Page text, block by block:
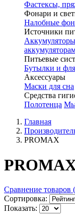
Фастексы,
Фонари и
Налобные
Источники
Питьевые
Бутылки и
Аксессуары
Маски для сна
Средства
Полотенца
Главная
PROMAX
Сравнение товаров
Сортировка:
Показать: